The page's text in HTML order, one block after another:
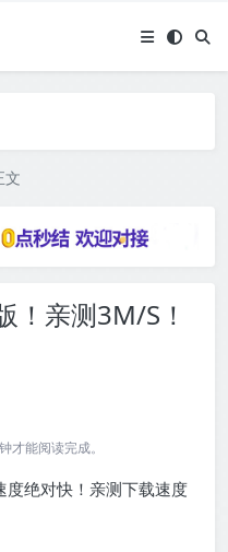
文
！亲测3M/S！
才能阅读完成。
度绝对快！亲测下载速度